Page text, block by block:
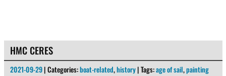
HMC CERES
2021-09-29 | Categories:boat-related,history | Tags:age of sail,painting